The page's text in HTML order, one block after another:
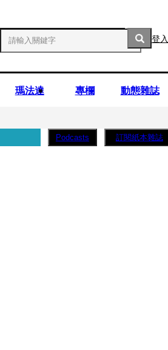
登入
瑪法達 專欄 動態雜誌
Podcasts 訂閱紙本雜誌